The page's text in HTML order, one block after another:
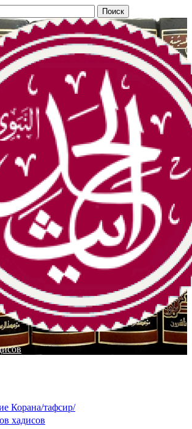
Корана/тафсир/
хадисов